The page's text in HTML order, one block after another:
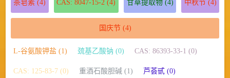
茶皂素 (4) CAS: 8047-15-2 (4) 甘草提取物(4) 中秋节(4)
国庆节(4)
L-谷氨酸钾盐 (1) 巯基乙酸钠 (0) CAS: 86393-33-1 (0)
CAS: 125-83-7 (0) 重酒石酸胆碱 (1) 芦荟甙 (0)